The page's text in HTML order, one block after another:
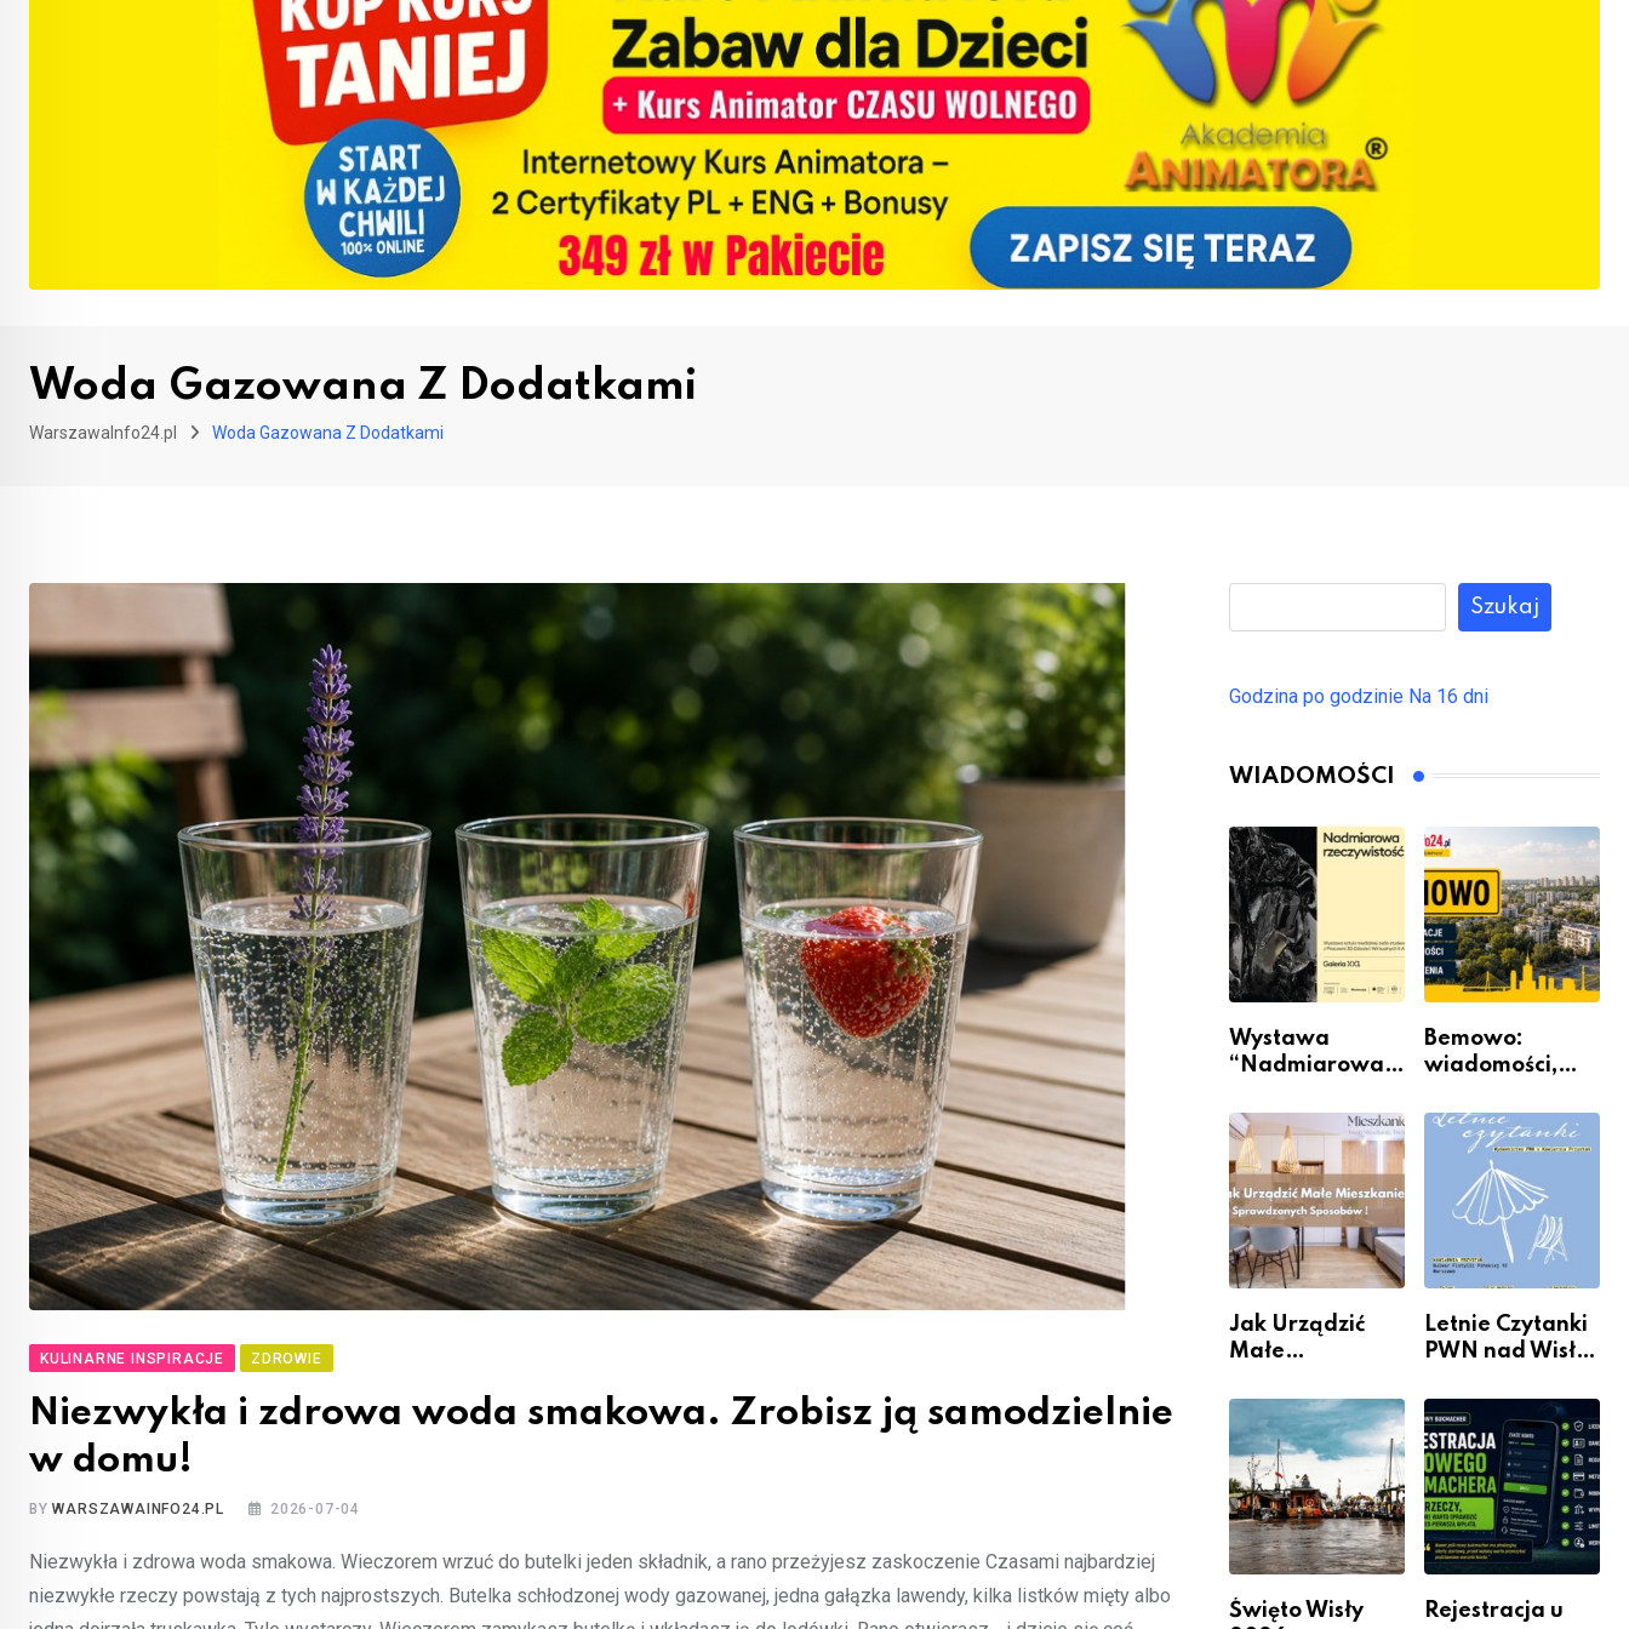
Woda Gazowana Z Dodatkami
WarszawaInfo24.pl Woda Gazowana Z Dodatkami
KULINARNE INSPIRACJE ZDROWIE
Niezwykła i zdrowa woda smakowa. Zrobisz ją samodzielnie
w domu!
BYWARSZAWAINFO24.PL 2026-07-04
Niezwykła i zdrowa woda smakowa. Wieczorem wrzuć do butelki jeden składnik, a rano przeżyjesz zaskoczenie Czasami najbardziej
niezwykłe rzeczy powstają z tych najprostszych. Butelka schłodzonej wody gazowanej, jedna gałązka lawendy, kilka listków mięty albo
Szukaj
Godzina po godzinie Na 16 dni
WIADOMOŚCI
Wystawa
“Nadmiarowa
w Galerii XX1
Bemowo:
wiadomości,
wydarzenia z
dzielnicy
Jak Urządzić
Małe
Sposobów Na
Więcej
Przestrzeni Bez
Kosztownego
Remontu
Letnie Czytanki
PWN nad Wisłą.
książką, kawą i
chwilą dla
siebie
Święto Wisły
Rejestracja u